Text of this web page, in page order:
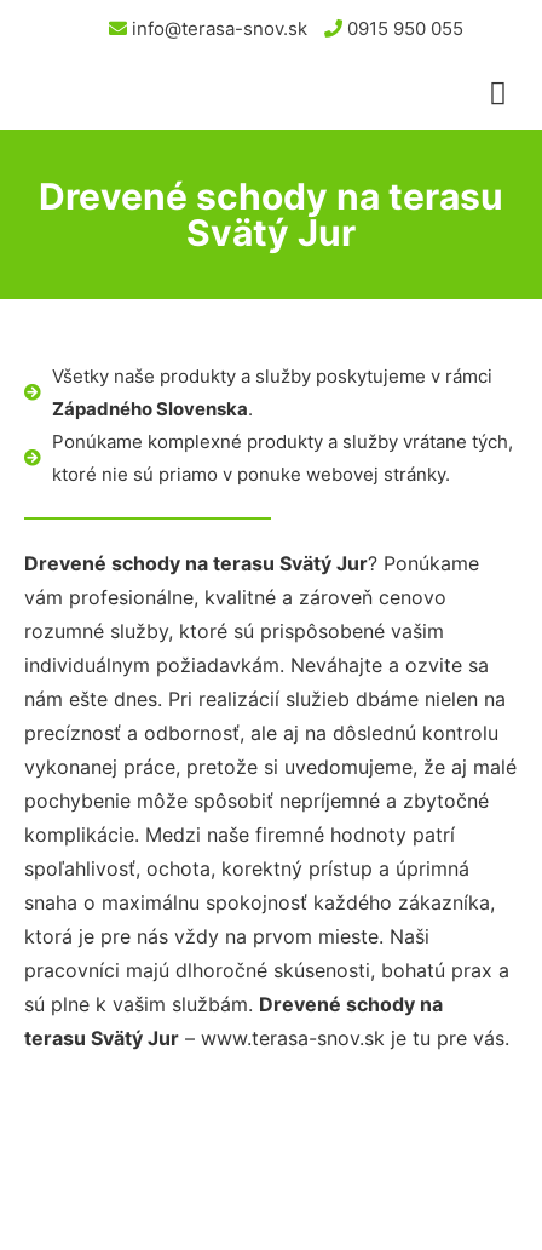
info@terasa-snov.sk 0915 950 055
Drevené schody na terasu
Svätý Jur
Všetky naše produkty a služby poskytujeme v rámci
Západného Slovenska.
Ponúkame komplexné produkty a služby vrátane tých,
ktoré nie sú priamo v ponuke webovej stránky.
Drevené schody na terasu Svätý Jur? Ponúkame
vám profesionálne, kvalitné a zároveň cenovo
rozumné služby, ktoré sú prispôsobené vašim
individuálnym požiadavkám. Neváhajte a ozvite sa
nám ešte dnes. Pri realizácií služieb dbáme nielen na
precíznosť a odbornosť, ale aj na dôslednú kontrolu
vykonanej práce, pretože si uvedomujeme, že aj malé
pochybenie môže spôsobiť nepríjemné a zbytočné
komplikácie. Medzi naše firemné hodnoty patrí
spoľahlivosť, ochota, korektný prístup a úprimná
snaha o maximálnu spokojnosť každého zákazníka,
ktorá je pre nás vždy na prvom mieste. Naši
pracovníci majú dlhoročné skúsenosti, bohatú prax a
sú plne k vašim službám. Drevené schody na
terasu Svätý Jur – www.terasa-snov.sk je tu pre vás.